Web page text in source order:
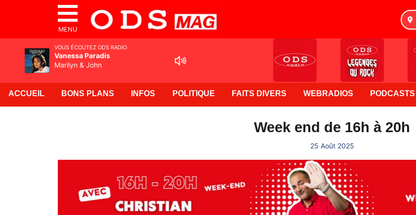
MENU
ACCUEIL BONS PLANS INFOS POLITIQUE FAITS DIVERS WEBRADIOS PODCASTS
Week end de 16h à 20h
25 Août 2025
VOUS ÉCOUTEZ ODS RADIO
Vanessa Paradis
Marilyn & John